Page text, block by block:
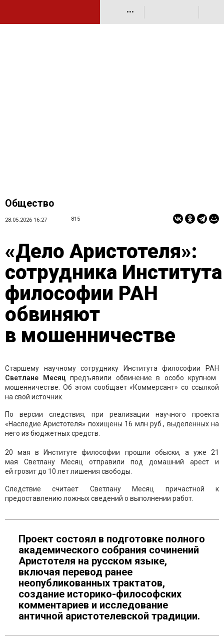
•••
Общество
28.05.2026 16:27 815
«Дело Аристотеля»:
сотрудника Института
философии РАН
обвиняют
в мошенничестве
Старшему научному сотруднику Института философии РАН
Светлане Месяцпредъявили обвинение в особо крупном
мошенничестве. Об этом сообщает «Коммерсант» со ссылкой
на свой источник.
По версии следствия, при реализации научного проекта
«Наследие Аристотеля» похищены 16 млн руб., выделенных на
него из бюджетных средств.
20 мая в Институте философии прошли обыски, а уже 21
мая Светлану Месяц отправили под домашний арест и
ей грозит до 10 лет лишения свободы.
Следствие считает Светлану Месяц причастной к
предоставлению ложных сведений о выполнении работ.
Проект состоял в подготовке полного
академического собрания сочинений
Аристотеля на русском языке,
включая перевод ранее
неопубликованных трактатов,
создание историко-философских
комментариев и исследование
античной аристотелевской традиции.